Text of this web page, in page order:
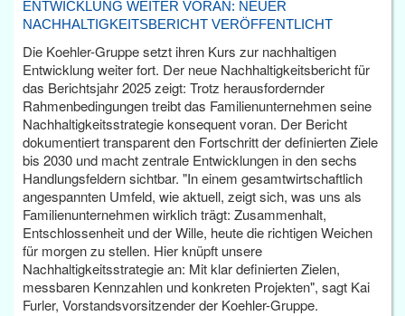
ENTWICKLUNG WEITER VORAN: NEUER
NACHHALTIGKEITSBERICHT VERÖFFENTLICHT
Die Koehler-Gruppe setzt ihren Kurs zur nachhaltigen
Entwicklung weiter fort. Der neue Nachhaltigkeitsbericht für
das Berichtsjahr 2025 zeigt: Trotz herausfordernder
Rahmenbedingungen treibt das Familienunternehmen seine
Nachhaltigkeitsstrategie konsequent voran. Der Bericht
dokumentiert transparent den Fortschritt der definierten Ziele
bis 2030 und macht zentrale Entwicklungen in den sechs
Handlungsfeldern sichtbar. "In einem gesamtwirtschaftlich
angespannten Umfeld, wie aktuell, zeigt sich, was uns als
Familienunternehmen wirklich trägt: Zusammenhalt,
Entschlossenheit und der Wille, heute die richtigen Weichen
für morgen zu stellen. Hier knüpft unsere
Nachhaltigkeitsstrategie an: Mit klar definierten Zielen,
messbaren Kennzahlen und konkreten Projekten", sagt Kai
Furler, Vorstandsvorsitzender der Koehler-Gruppe.